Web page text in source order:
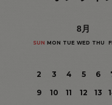
8月
SUN MON TUE WED THU
2
3 4 5 6
9
10 11 12 13